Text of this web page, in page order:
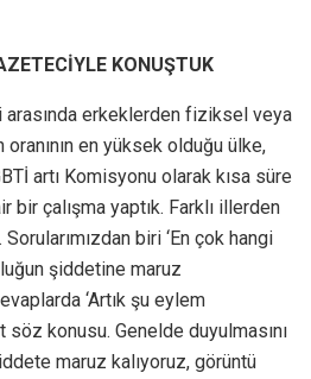
KONUŞTUK
arasında erkeklerden fiziksel veya
en yüksek olduğu ülke,
artı Komisyonu olarak kısa süre
çalışma yaptık. Farklı illerden
biri ‘En çok hangi
şiddetine maruz
‘Artık şu eylem
konusu. Genelde duyulmasını
maruz kalıyoruz, görüntü